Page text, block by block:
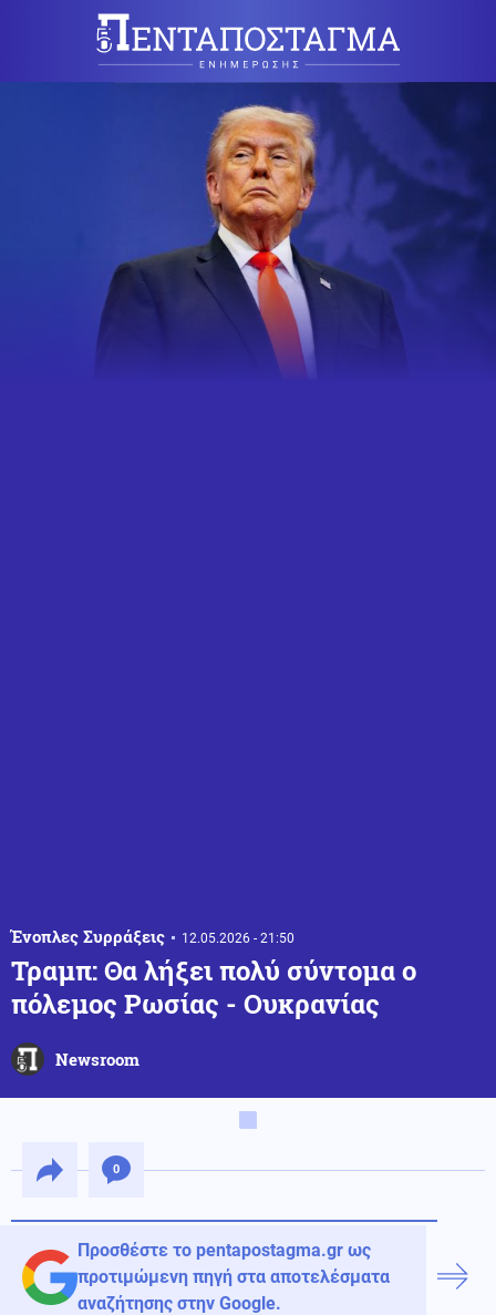
Ένοπλες Συρράξεις 12.05.2026 - 21:50
Τραμπ: Θα λήξει πολύ σύντομα ο
πόλεμος Ρωσίας - Ουκρανίας
Newsroom
0
Προσθέστε το pentapostagma.gr ως
προτιμώμενη πηγή στα αποτελέσματα
αναζήτησης στην Google.